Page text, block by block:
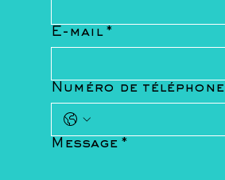
E-mail *
Numéro de téléphone
Message *